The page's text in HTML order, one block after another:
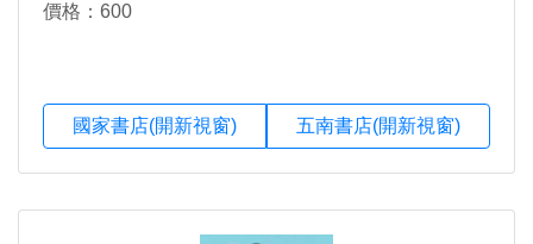
價格：600
國家書店(開新視窗) 五南書店(開新視窗)